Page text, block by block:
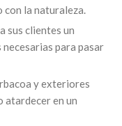
con la naturaleza.
sus clientes un
para pasar
y exteriores
atardecer en un